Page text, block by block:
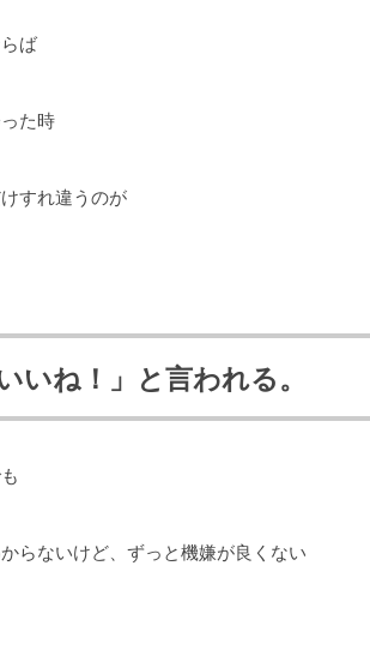
ば
た時
すれ違うのが
いね！」と言われる。
らないけど、ずっと機嫌が良くない